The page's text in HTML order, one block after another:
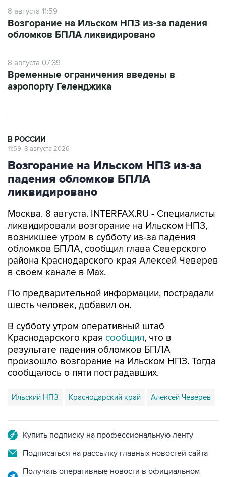
8 августа 11:59
Возгорание на Ильском НПЗ из-за падения
обломков БПЛА ликвидировано
8 августа 07:39
Временные ограничения введены в
аэропорту Геленджика
В РОССИИ
11:59, 8 августа 2026
Возгорание на Ильском НПЗ из-за
падения обломков БПЛА
ликвидировано
Москва. 8 августа. INTERFAX.RU - Специалисты
ликвидировали возгорание на Ильском НПЗ,
возникшее утром в субботу из-за падения
обломков БПЛА, сообщил глава Северского
района Краснодарского края Алексей Чеверев
в своем канале в Max.
По предварительной информации, пострадали
шесть человек, добавил он.
В субботу утром оперативный штаб
Краснодарского края сообщил, что в
результате падения обломков БПЛА
произошло возгорание на Ильском НПЗ. Тогда
сообщалось о пяти пострадавших.
Ильский НПЗ Краснодарский край Алексей Чеверев
Купить подписку на профессиональную ленту
Подписаться на рассылку главных новостей сайта
Получать оперативные новости в официальном